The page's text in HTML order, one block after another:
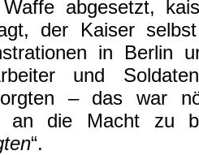
abgesetzt,
der Kaiser
in Berlin
und
– das war
an die Macht zu
“.